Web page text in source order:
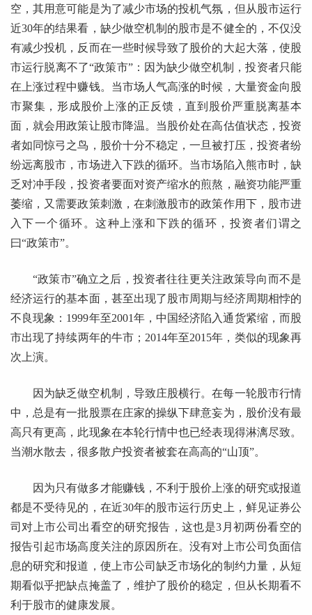
空，其用意可能是为了减少市场的投机气氛，但从股市运行
近30年的结果看，缺少做空机制的股市是不健全的，不仅没
有减少投机，反而在一些时候导致了股价的大起大落，使股
市运行脱离不了“政策市”：因为缺少做空机制，投资者只能
在上涨过程中赚钱。当市场人气高涨的时候，大量资金向股
市聚集，形成股价上涨的正反馈，直到股价严重脱离基本
面，就会用政策让股市降温。当股价处在高估值状态，投资
者如同惊弓之鸟，股价十分不稳定，一旦被打压，投资者纷
纷远离股市，市场进入下跌的循环。当市场陷入熊市时，缺
乏对冲手段，投资者要面对资产缩水的煎熬，融资功能严重
萎缩，又需要政策刺激，在刺激股市的政策作用下，股市进
入下一个循环。这种上涨和下跌的循环，投资者们谓之
曰“政策市”。
“政策市”确立之后，投资者往往更关注政策导向而不是
经济运行的基本面，甚至出现了股市周期与经济周期相悖的
不良现象：1999年至2001年，中国经济陷入通货紧缩，而股
市出现了持续两年的牛市；2014年至2015年，类似的现象再
次上演。
因为缺乏做空机制，导致庄股横行。在每一轮股市行情
中，总是有一批股票在庄家的操纵下肆意妄为，股价没有最
高只有更高，此现象在本轮行情中也已经表现得淋漓尽致。
当潮水散去，很多散户投资者被套在高高的“山顶”。
因为只有做多才能赚钱，不利于股价上涨的研究或报道
都是不受待见的，在近30年的股市运行历史上，鲜见证券公
司对上市公司出看空的研究报告，这也是3月初两份看空的
报告引起市场高度关注的原因所在。没有对上市公司负面信
息的研究和报道，使上市公司缺乏市场化的制约力量，从短
期看似乎把缺点掩盖了，维护了股价的稳定，但从长期看不
利于股市的健康发展。